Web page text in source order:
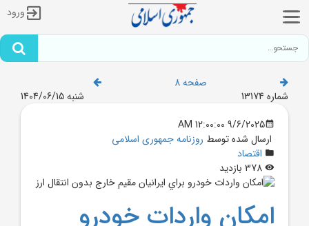
ورود
صفحه 8
شماره 13174
شنبه 1404/06/15
9/6/2025 12:00:00 AM
ارسال شده توسط روزنامه جمهوری اسلامی
اقتصاد
امکان واردات خودرو